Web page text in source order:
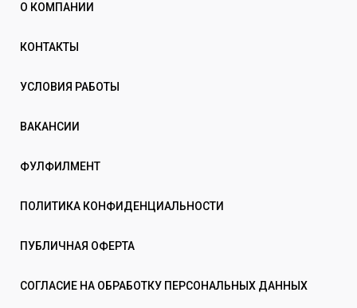
О КОМПАНИИ
КОНТАКТЫ
УСЛОВИЯ РАБОТЫ
ВАКАНСИИ
ФУЛФИЛМЕНТ
ПОЛИТИКА КОНФИДЕНЦИАЛЬНОСТИ
ПУБЛИЧНАЯ ОФЕРТА
СОГЛАСИЕ НА ОБРАБОТКУ ПЕРСОНАЛЬНЫХ ДАННЫХ